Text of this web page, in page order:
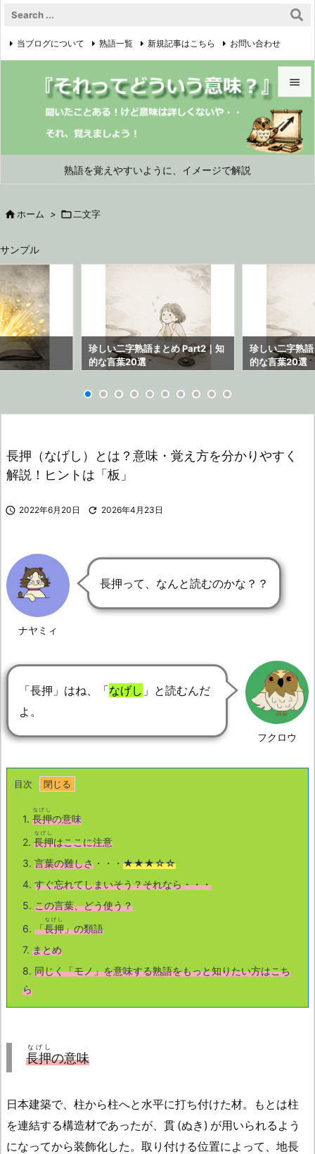
熟語を覚えやすいように、イメージで解説


メニュ


当ブログについて 熟語一覧 新規記事はこちら お問い合わせ
プライバシーポリシー 
 ホーム >  二文字
サンプル
珍しい二字熟語まとめ Part2｜知
的な言葉20選
珍しい二字熟
的な言葉20選
長押（なげし）とは？意味・覚え方を分かりやすく
解説！ヒントは「板」
 2022年6月20日  2026年4月23日
ナヤミィ
長押って、なんと読むのかな？？
フクロウ
「長押」はね、「なげし 」と読むんだ
よ。
目次
1. 長押
なげし
の意味
2. 長押
なげし
はここに注意
3. 言葉の難しさ ・・・ ★★★☆☆
4. すぐ忘れてしまいそう？それなら・・・
5. この言葉、どう使う？
6. 「長押
なげし
」の類語
7. まとめ
8. 同じく「モノ」を意味する熟語をもっと知りたい方はこち
ら
長押
なげし
の意味
日本建築で、柱から柱へと水平に打ち付けた材。もとは柱
を連結する構造材であったが、貫 (ぬき) が用いられるよう
になってから装飾化した。取り付ける位置によって、地長